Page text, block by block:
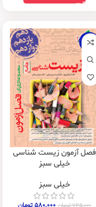
-20%
فصل آزمون زیست شناسی
خیلی سبز
خیلی سبز